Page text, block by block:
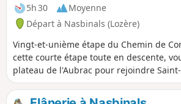
5h 30
Moyenne
Départ à Nasbinals (Lozère)
Vingt-et-unième étape du Chemin de
cette courte étape toute en descente,
plateau de l'Aubrac pour rejoindre Saint-
niché au cœur de la vallée creusée par
chemin entre le plateau de l’Aubrac et la